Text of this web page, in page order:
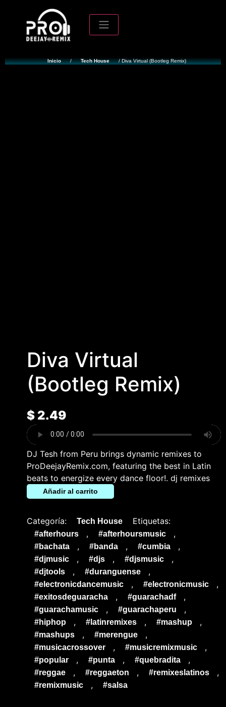
Inicio / Tech House / Diva Virtual (Bootleg Remix)
Diva Virtual
(Bootleg Remix)
$2.49
DJ Tesh from Peru brings dynamic remixes to
ProDeejayRemix.com, featuring the best in Latin
beats to energize every dance floor!. dj remixes
Añadir al carrito
Categoría: Tech House Etiquetas:
#afterhours , #afterhoursmusic ,
#bachata , #banda , #cumbia ,
#djmusic , #djs , #djsmusic ,
#djtools , #duranguense ,
#electronicdancemusic , #electronicmusic ,
#exitosdeguaracha , #guarachadf ,
#guarachamusic , #guarachaperu ,
#hiphop , #latinremixes , #mashup ,
#mashups , #merengue ,
#musicacrossover , #musicremixmusic ,
#popular , #punta , #quebradita ,
#reggae , #reggaeton , #remixeslatinos ,
#remixmusic , #salsa